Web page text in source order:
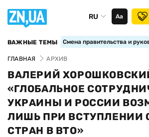
RU Аа
ВАЖНЫЕ ТЕМЫ Смена правительства и
ГЛАВНАЯ АРХИВ
ВАЛЕРИЙ
«ГЛОБАЛЬНОЕ
УКРАИНЫ И РОССИИ
ЛИШЬ ПРИ ВСТУПЛЕНИИ
СТРАН В ВТО»